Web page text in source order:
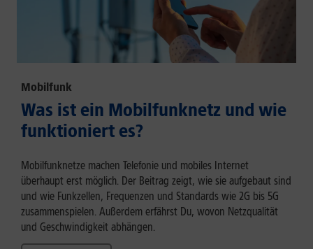
Mobilfunk
Was ist ein Mobilfunknetz und wie
funktioniert es?
Mobilfunknetze machen Telefonie und mobiles Internet
überhaupt erst möglich. Der Beitrag zeigt, wie sie aufgebaut sind
und wie Funkzellen, Frequenzen und Standards wie 2G bis 5G
zusammenspielen. Außerdem erfährst Du, wovon Netzqualität
und Geschwindigkeit abhängen.